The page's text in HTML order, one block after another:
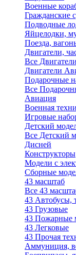
Военные
Гражданские
Подводные
Яйцелодки,
Поезда,
Двигатели,
Все
Двигатели
Подарочные
Все
Авиация
Военная
Игровые
Детский
Все Детский
Дисней
Конструкторы
Модели с
Сборные
43 масштаб
Все 43
43 Автобусы,
43 Грузовые
43 Пожарные
43 Легковые
43 Прочая
Аммуниция,